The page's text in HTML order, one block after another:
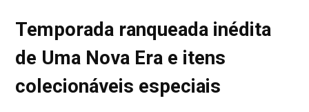
Temporada ranqueada inédita
de Uma Nova Era e itens
colecionáveis especiais